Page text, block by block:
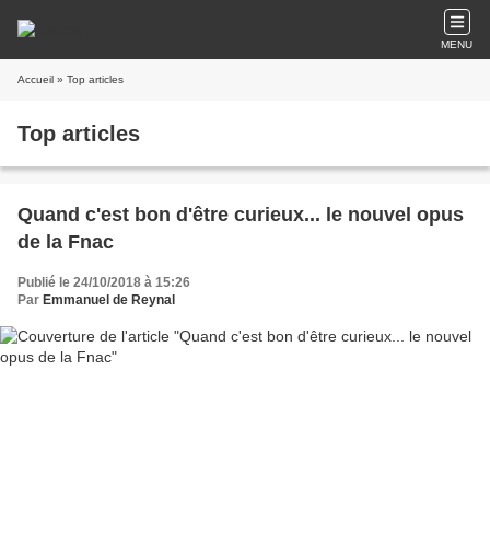
MENU
Accueil » Top articles
Top articles
Quand c'est bon d'être curieux... le nouvel opus
de la Fnac
Publié le 24/10/2018 à 15:26
Par Emmanuel de Reynal